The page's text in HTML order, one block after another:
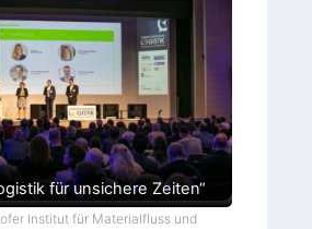
für unsichere Zeiten“
Institut für Materialfluss und